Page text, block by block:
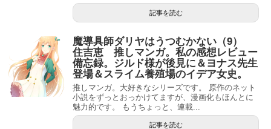
記事を読む
魔導具師ダリヤはうつむかない（9）
住吉恵 推しマンガ。私の感想レビュー
備忘録。ジルド様が後見に＆ヨナス先生
登場＆スライム養殖場のイデア女史。
推しマンガ。大好きなシリーズです。 原作のネット
小説をずっとおっかけてますが、漫画化もほんとに
魅力的です。 もうちょっと、連載...
記事を読む